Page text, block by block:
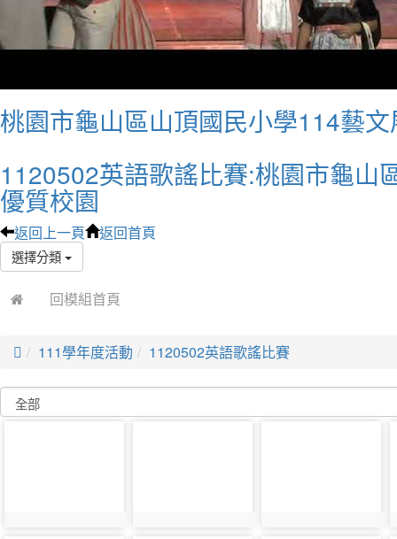
桃園市龜山區山頂國民小學114藝
1120502英語歌謠比賽:桃園市龜山
優質校園
返回上一頁 返回首頁
選擇分類
回模組首頁
 111學年度活動 1120502英語歌謠比賽